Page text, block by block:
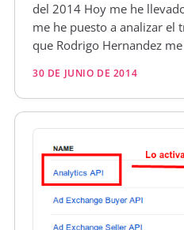
del 2014 Hoy me he
me he puesto a analizar el
que Rodrigo Hernandez
normalmente suelo tener
personalizado para medir
30 DE JUNIO DE 2014